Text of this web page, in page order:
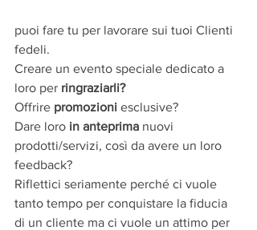
puoi fare tu per lavorare sui tuoi Clienti
fedeli.
Creare un evento speciale dedicato a
loro per ringraziarli?
Offrire promozioni esclusive?
Dare loro in anteprima nuovi
prodotti/servizi, così da avere un loro
feedback?
Riflettici seriamente perché ci vuole
tanto tempo per conquistare la fiducia
di un cliente ma ci vuole un attimo per